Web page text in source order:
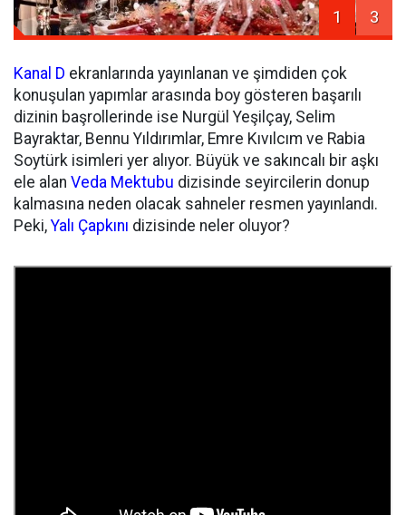
1 3
Kanal D ekranlarında yayınlanan ve şimdiden çok
konuşulan yapımlar arasında boy gösteren başarılı
dizinin başrollerinde ise Nurgül Yeşilçay, Selim
Bayraktar, Bennu Yıldırımlar, Emre Kıvılcım ve Rabia
Soytürk isimleri yer alıyor. Büyük ve sakıncalı bir aşkı
ele alan Veda Mektubu dizisinde seyircilerin donup
kalmasına neden olacak sahneler resmen yayınlandı.
Peki,Yalı Çapkını dizisinde neler oluyor?